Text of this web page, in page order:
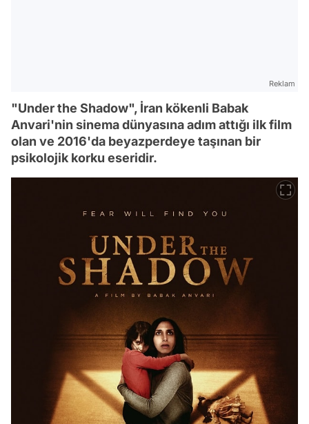
Reklam
"Under the Shadow", İran kökenli Babak
Anvari'nin sinema dünyasına adım attığı ilk film
olan ve 2016'da beyazperdeye taşınan bir
psikolojik korku eseridir.